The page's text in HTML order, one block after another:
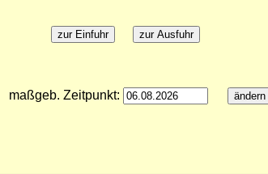
maßgeb. Zeitpunkt: